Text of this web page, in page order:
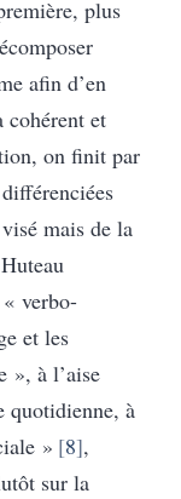
plus
afin d’en
cohérent et
on finit par
mais de la
verbo-
et les
», à l’aise
quotidienne, à
» 8 ,
sur la